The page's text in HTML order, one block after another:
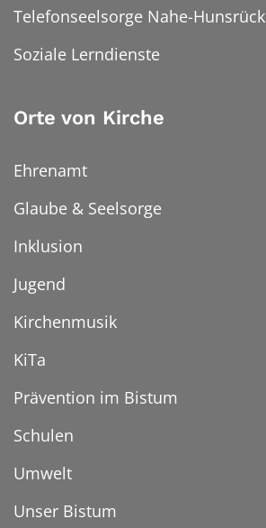
Telefonseelsorge Nahe-Hunsrück
Soziale Lerndienste
Orte von Kirche
Ehrenamt
Glaube & Seelsorge
Inklusion
Jugend
Kirchenmusik
KiTa
Prävention im Bistum
Schulen
Umwelt
Unser Bistum